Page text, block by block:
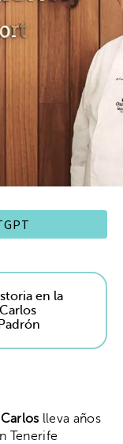
en la
lleva años
Tenerife